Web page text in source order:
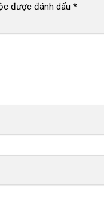
được đánh dấu *